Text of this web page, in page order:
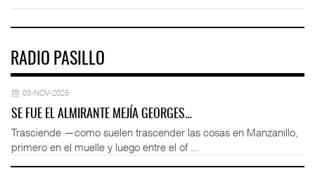
RADIO PASILLO
03-NOV-2025
SE FUE EL ALMIRANTE MEJÍA GEORGES…
Trasciende —como suelen trascender las cosas en Manzanillo,
primero en el muelle y luego entre el of ...